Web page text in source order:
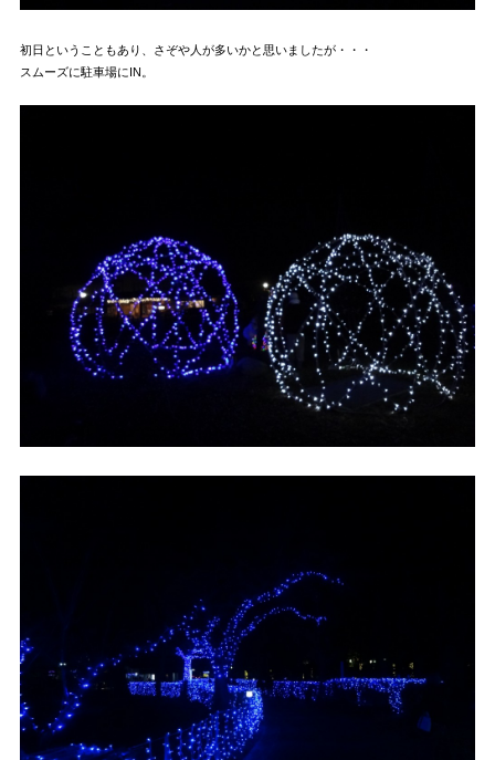
初日ということもあり、さぞや人が多いかと思いましたが・・・
スムーズに駐車場にIN。